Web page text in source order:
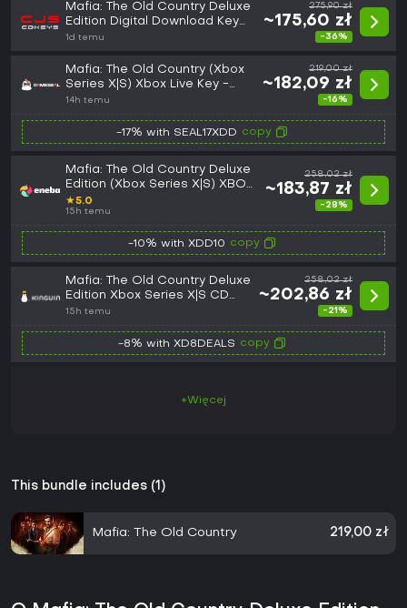
Mafia: The Old Country Deluxe
Edition Digital Download Key
(Xbox Series X|S): Europe
1d temu
275,90 zł
~175,60 zł
-36%
Mafia: The Old Country (Xbox
Series X|S) Xbox Live Key -
GLOBAL
14h temu
219,00 zł
~182,09 zł
-16%
-17% with SEAL17XDD copy
Mafia: The Old Country Deluxe
Edition (Xbox Series X|S) XBOX
LIVE Key GLOBAL
★5.0
15h temu
258,02 zł
~183,87 zł
-28%
-10% with XDD10 copy
Mafia: The Old Country Deluxe
Edition Xbox Series X|S CD
Key
15h temu
258,02 zł
~202,86 zł
-21%
-8% with XD8DEALS copy
+Więcej
This bundle includes (1)
Mafia: The Old Country 219,00 zł